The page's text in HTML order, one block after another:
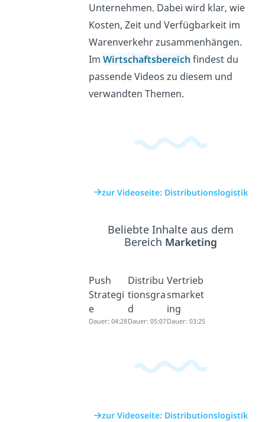
Unternehmen. Dabei wird klar, wie
Kosten, Zeit und Verfügbarkeit im
Warenverkehr zusammenhängen.
Im Wirtschaftsbereich findest du
passende Videos zu diesem und
verwandten Themen.
zur Videoseite: Distributionslogistik
Beliebte Inhalte aus dem
Bereich Marketing
Push
Strategi
e
Dauer: 04:28
Distribu
tionsgra
d
Dauer: 05:07
Vertrieb
smarket
ing
Dauer: 03:25
zur Videoseite: Distributionslogistik